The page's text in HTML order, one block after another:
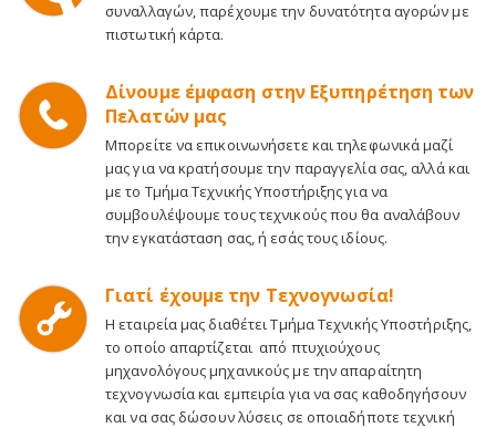
συναλλαγών, παρέχουμε την δυνατότητα αγορών με
πιστωτική κάρτα.
Δίνουμε έμφαση στην Εξυπηρέτηση των
Πελατών μας
Μπορείτε να επικοινωνήσετε και τηλεφωνικά μαζί
μας για να κρατήσουμε την παραγγελία σας, αλλά και
με το Τμήμα Τεχνικής Υποστήριξης για να
συμβουλέψουμε τους τεχνικούς που θα αναλάβουν
την εγκατάσταση σας, ή εσάς τους ιδίους.
Γιατί έχουμε την Τεχνογνωσία!
Η εταιρεία μας διαθέτει Τμήμα Τεχνικής Υποστήριξης,
το οποίο απαρτίζεται από πτυχιούχους
μηχανολόγους μηχανικούς με την απαραίτητη
τεχνογνωσία και εμπειρία για να σας καθοδηγήσουν
και να σας δώσουν λύσεις σε οποιαδήποτε τεχνική